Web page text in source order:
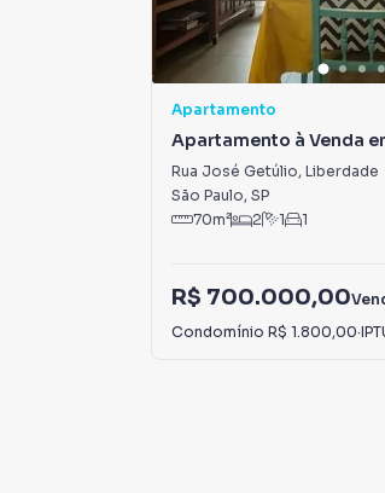
Apartamento
Apartamento à Venda
Rua José Getúlio, Liberdade
São Paulo, SP
70m² 2 1 1
R$ 700.000,00
Condomínio R$ 1.800,00·